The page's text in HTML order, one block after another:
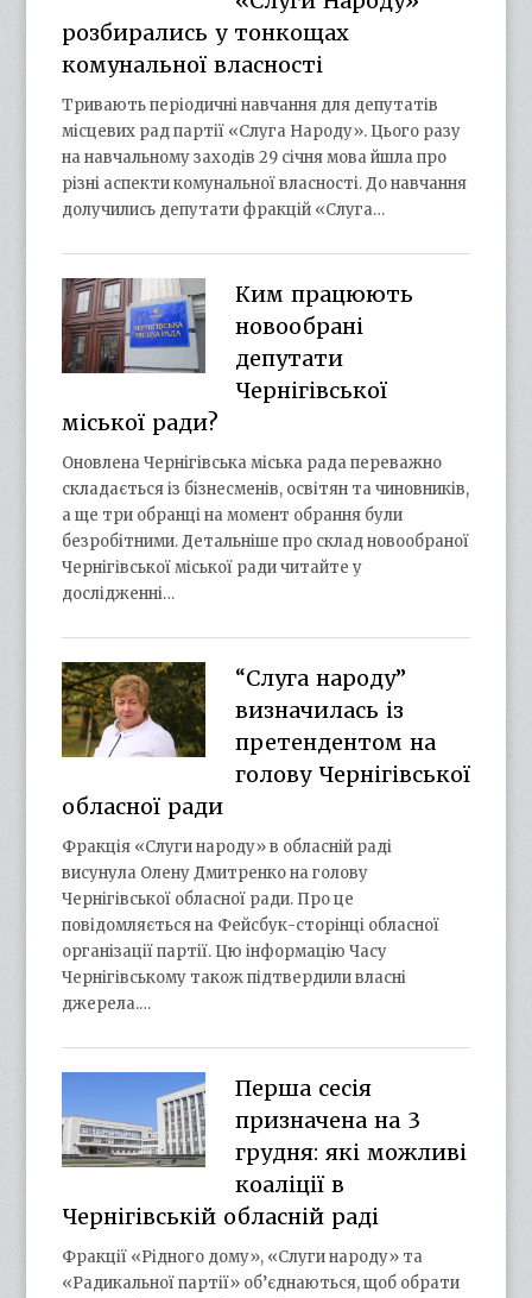
розбирались у тонкощах
комунальної власності
Тривають періодичні навчання для депутатів
місцевих рад партії «Слуга Народу». Цього разу
на навчальному заходів 29 січня мова йшла про
різні аспекти комунальної власності. До навчання
долучились депутати фракцій «Слуга…
Ким працюють
новообрані
депутати
Чернігівської
міської ради?
Оновлена Чернігівська міська рада переважно
складається із бізнесменів, освітян та чиновників,
а ще три обранці на момент обрання були
безробітними. Детальніше про склад новообраної
Чернігівської міської ради читайте у
дослідженні…
“Слуга народу”
визначилась із
претендентом на
голову Чернігівської
обласної ради
Фракція «Слуги народу» в обласній раді
висунула Олену Дмитренко на голову
Чернігівської обласної ради. Про це
повідомляється на Фейсбук-сторінці обласної
організації партії. Цю інформацію Часу
Чернігівському також підтвердили власні
джерела.…
Перша сесія
призначена на 3
грудня: які можливі
коаліції в
Чернігівській обласній раді
Фракції «Рідного дому», «Слуги народу» та
«Радикальної партії» об’єднаються, щоб обрати